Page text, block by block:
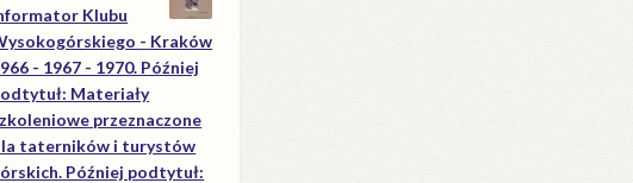
Klubu
- Kraków
- 1967 - 1970. Później
Materiały
przeznaczone
taterników i turystów
Później podtytuł: